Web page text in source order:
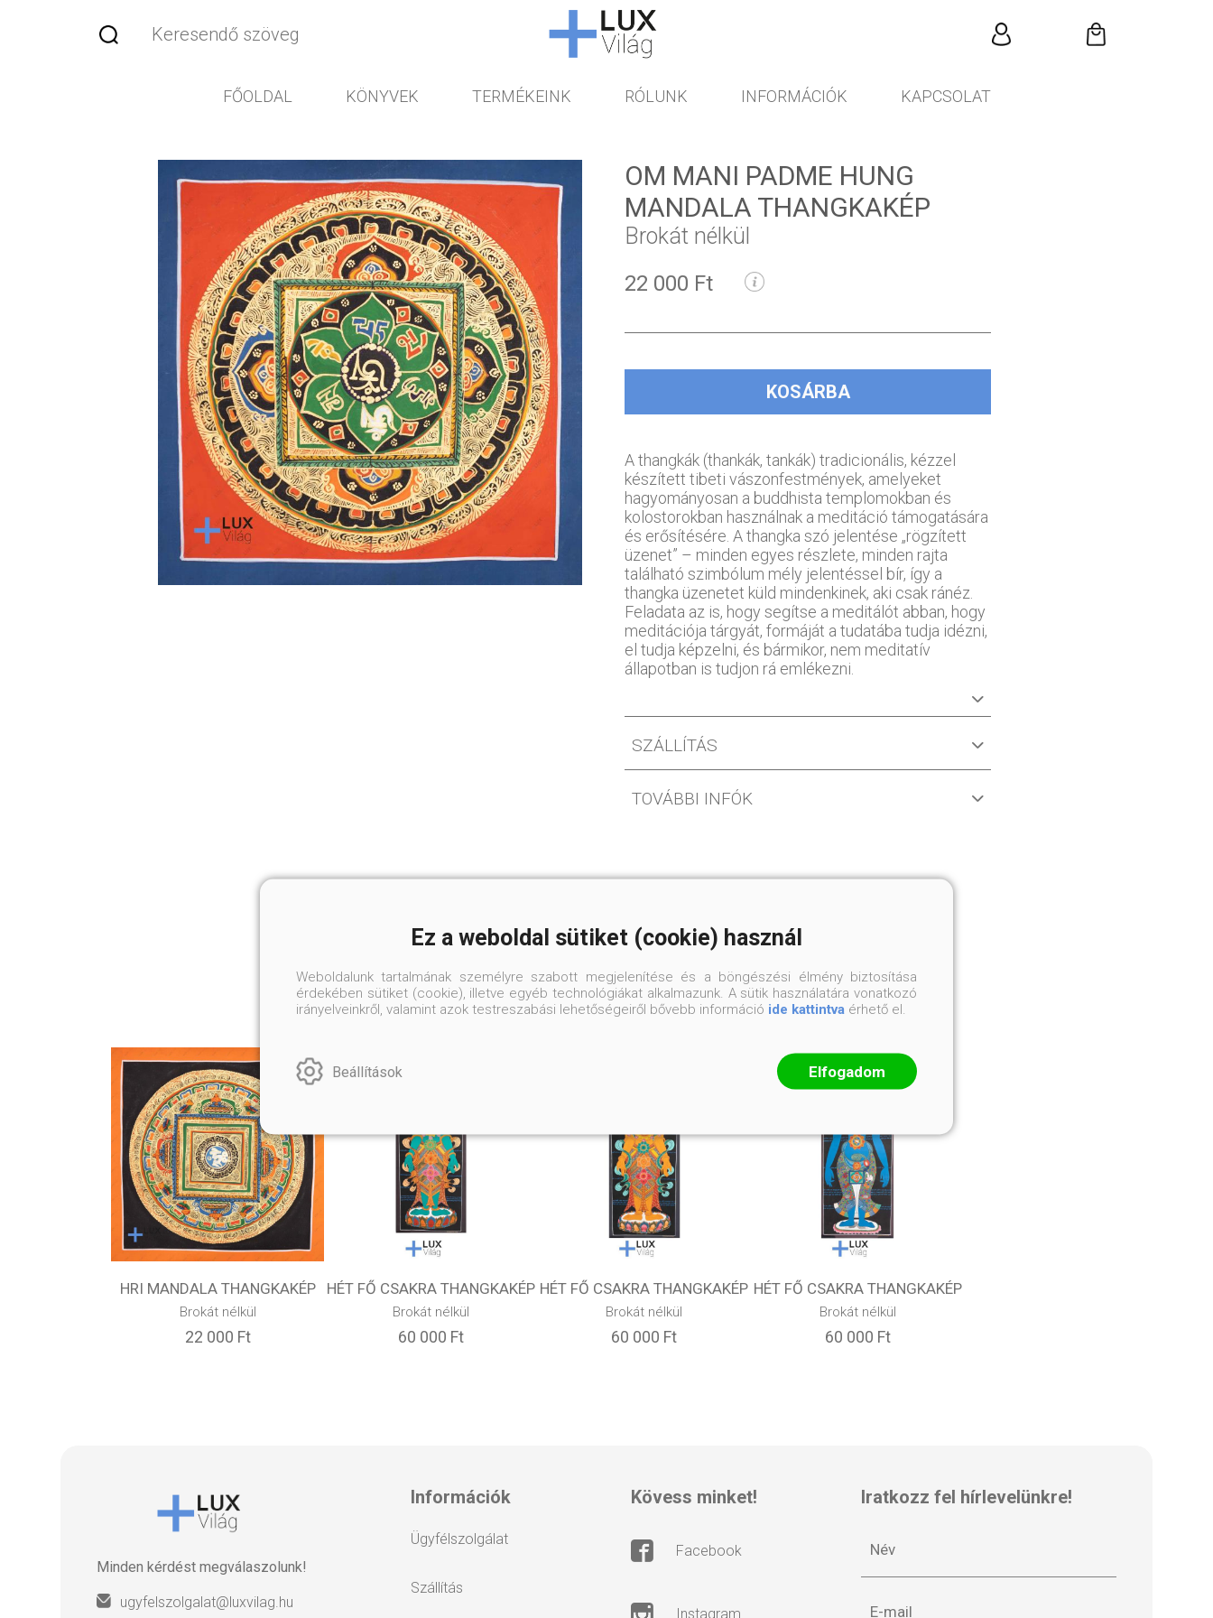
FŐOLDAL KÖNYVEK TERMÉKEINK RÓLUNK INFORMÁCIÓK KAPCSOLAT
OM MANI PADME HUNG
MANDALA THANGKAKÉP
Brokát nélkül
22 000 Ft
KOSÁRBA
A thangkák (thankák, tankák) tradicionális, kézzel
készített tibeti vászonfestmények, amelyeket
hagyományosan a buddhista templomokban és
kolostorokban használnak a meditáció támogatására
és erősítésére. A thangka szó jelentése „rögzített
üzenet” – minden egyes részlete, minden rajta
található szimbólum mély jelentéssel bír, így a
thangka üzenetet küld mindenkinek, aki csak ránéz.
Feladata az is, hogy segítse a meditálót abban, hogy
meditációja tárgyát, formáját a tudatába tudja idézni,
el tudja képzelni, és bármikor, nem meditatív
állapotban is tudjon rá emlékezni.
SZÁLLÍTÁS
TOVÁBBI INFÓK
KAPCSOLÓDÓ TERMÉKEK
HRI MANDALA THANGKAKÉP
Brokát nélkül
22 000 Ft
HÉT FŐ CSAKRA THANGKAKÉP
Brokát nélkül
60 000 Ft
HÉT FŐ CSAKRA THANGKAKÉP
Brokát nélkül
60 000 Ft
HÉT FŐ CSAKRA THANGKAKÉP
Brokát nélkül
60 000 Ft
Minden kérdést megválaszolunk!
ugyfelszolgalat@luxvilag.hu
információk
ügyfélszolgálat
szállítás
kövess minket!
facebook
instagram
Iratkozz fel hírlevelünkre!
Ez a weboldal sütiket (cookie) használ
Weboldalunk tartalmának személyre szabott megjelenítése és a böngészési élmény biztosítása
érdekében sütiket (cookie), illetve egyéb technológiákat alkalmazunk. A sütik használatára vonatkozó
irányelveinkről, valamint azok testreszabási lehetőségeiről bővebb információ ide kattintva érhető el.
Beállítások Elfogadom